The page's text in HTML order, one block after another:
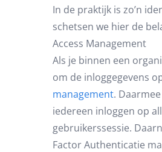
In de praktijk is zo’n
schetsen we hier de
Access Management
Als je binnen een
om de inloggegevens
management.
iedereen inloggen op
gebruikerssessie.
Factor Authenticatie